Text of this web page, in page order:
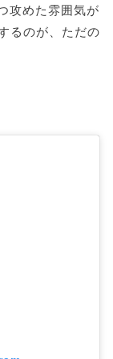
攻めた雰囲気が
るのが、ただの